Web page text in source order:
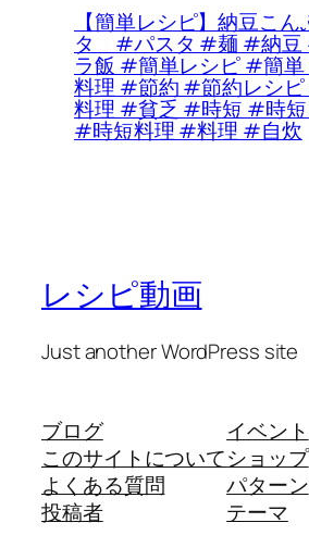
【簡単レシピ】納豆こん
タ #パスタ #麺 #納豆
ラ飯 #簡単レシピ #簡
料理 #節約 #節約レシ
料理 #貧乏 #時短 #時短
#時短料理 #料理 #自炊
レシピ動画
Just another WordPress site
ブログ
このサイトについて
よくある質問
投稿者
イベント
ショップ
パターン
テーマ